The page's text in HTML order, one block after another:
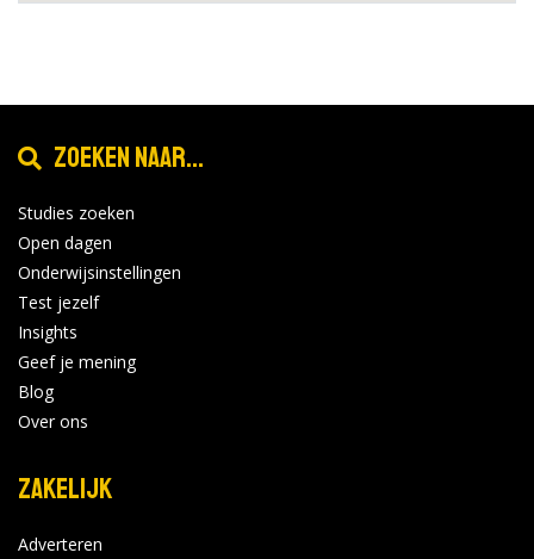
Zoeken naar...
Studies zoeken
Open dagen
Onderwijsinstellingen
Test jezelf
Insights
Geef je mening
Blog
Over ons
Zakelijk
Adverteren